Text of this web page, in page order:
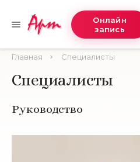
Онлайн
запись
Главная Специалисты
Специалисты
Руководство